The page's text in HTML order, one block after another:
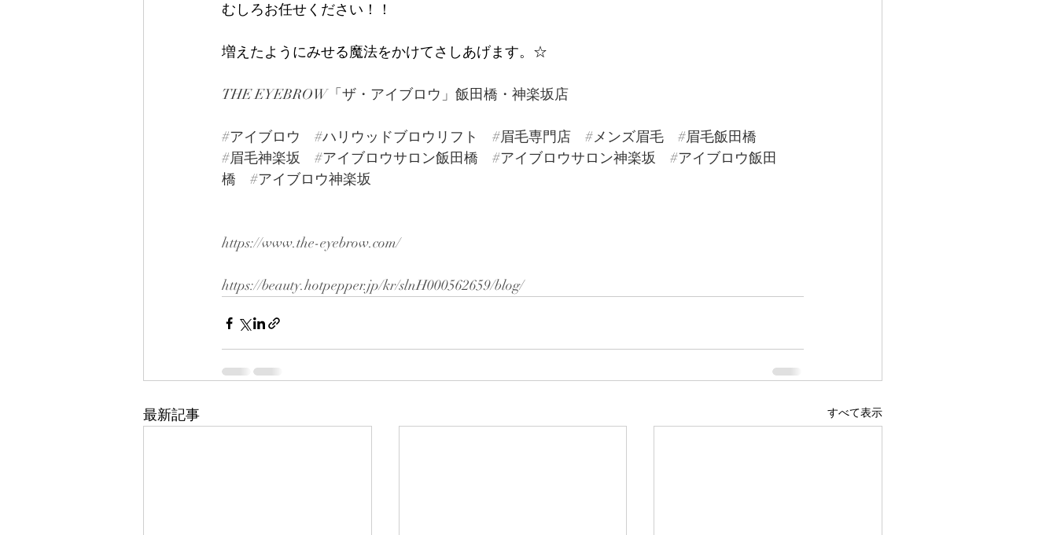
むしろお任せください！！
増えたようにみせる魔法をかけてさしあげます。☆
THE EYEBROW「ザ・アイブロウ」飯田橋・神楽坂店
#アイブロウ #ハリウッドブロウリフト #眉毛専門店 #メンズ眉毛
#眉毛飯田橋
#眉毛神楽坂
#アイブロウサロン飯田橋 #アイブロウサロン神楽坂
#アイブロウ飯田
橋
#アイブロウ神楽坂
https://www.the-eyebrow.com/
https://beauty.hotpepper.jp/kr/slnH000562659/blog/
最新記事 すべて表示